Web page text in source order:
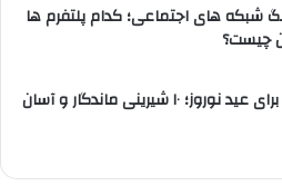
شبکه های اجتماعی؛ کدام پلتفرم ها
چیست؟
بهترین دستورات شیرینی خشک برای عید نوروز؛ ۱۰ شیرینی ماندگار و آسان